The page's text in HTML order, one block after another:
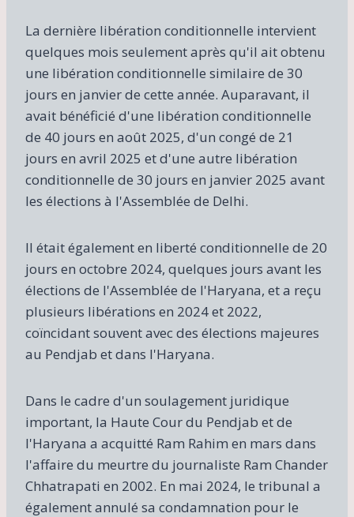
La dernière libération conditionnelle intervient
quelques mois seulement après qu'il ait obtenu
une libération conditionnelle similaire de 30
jours en janvier de cette année. Auparavant, il
avait bénéficié d'une libération conditionnelle
de 40 jours en août 2025, d'un congé de 21
jours en avril 2025 et d'une autre libération
conditionnelle de 30 jours en janvier 2025 avant
les élections à l'Assemblée de Delhi.
Il était également en liberté conditionnelle de 20
jours en octobre 2024, quelques jours avant les
élections de l'Assemblée de l'Haryana, et a reçu
plusieurs libérations en 2024 et 2022,
coïncidant souvent avec des élections majeures
au Pendjab et dans l'Haryana.
Dans le cadre d'un soulagement juridique
important, la Haute Cour du Pendjab et de
l'Haryana a acquitté Ram Rahim en mars dans
l'affaire du meurtre du journaliste Ram Chander
Chhatrapati en 2002. En mai 2024, le tribunal a
également annulé sa condamnation pour le